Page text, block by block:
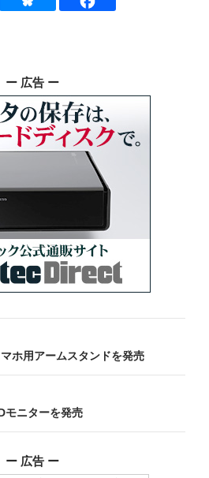
ー 広告 ー
ホ用アームスタンドを発売
モニターを発売
ー 広告 ー